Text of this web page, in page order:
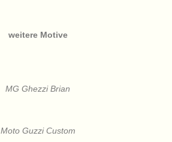
weitere Motive
MG Ghezzi Brian
Moto Guzzi Custom